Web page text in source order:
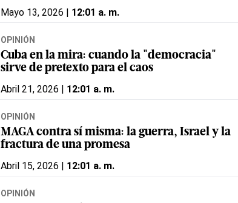
Mayo 13, 2026 | 12:01 a. m.
OPINIÓN
Cuba en la mira: cuando la "democracia"
sirve de pretexto para el caos
Abril 21, 2026 | 12:01 a. m.
OPINIÓN
MAGA contra sí misma: la guerra, Israel y la
fractura de una promesa
Abril 15, 2026 | 12:01 a. m.
OPINIÓN